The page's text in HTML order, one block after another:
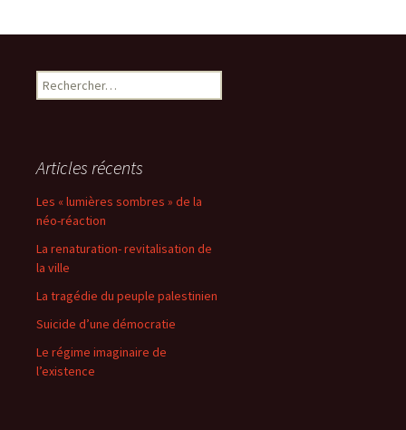
Rechercher :
Articles récents
Les « lumières sombres » de la
néo-réaction
La renaturation- revitalisation de
la ville
La tragédie du peuple palestinien
Suicide d’une démocratie
Le régime imaginaire de
l’existence